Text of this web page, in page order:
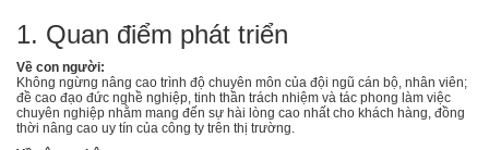
1. Quan điểm phát triển
Về con người:
Không ngừng nâng cao trình độ chuyên môn của đội ngũ cán bộ, nhân viên;
đề cao đạo đức nghề nghiệp, tinh thần trách nhiệm và tác phong làm việc
chuyên nghiệp nhằm mang đến sự hài lòng cao nhất cho khách hàng, đồng
thời nâng cao uy tín của công ty trên thị trường.